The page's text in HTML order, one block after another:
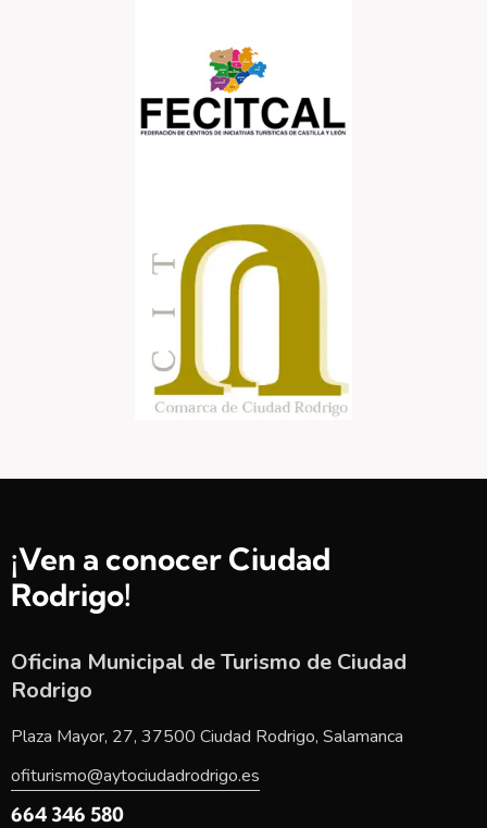
¡Ven a conocer Ciudad
Rodrigo!
Oficina Municipal de Turismo de Ciudad
Rodrigo
Plaza Mayor, 27, 37500 Ciudad Rodrigo, Salamanca
ofiturismo@aytociudadrodrigo.es
664 346 580